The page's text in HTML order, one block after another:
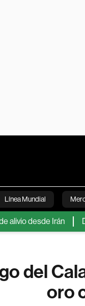
Línea Mundial
Bloomberg Green
Irán Deutsche
del
oro